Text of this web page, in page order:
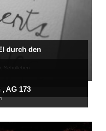
durch den
Schulleben
AG 173